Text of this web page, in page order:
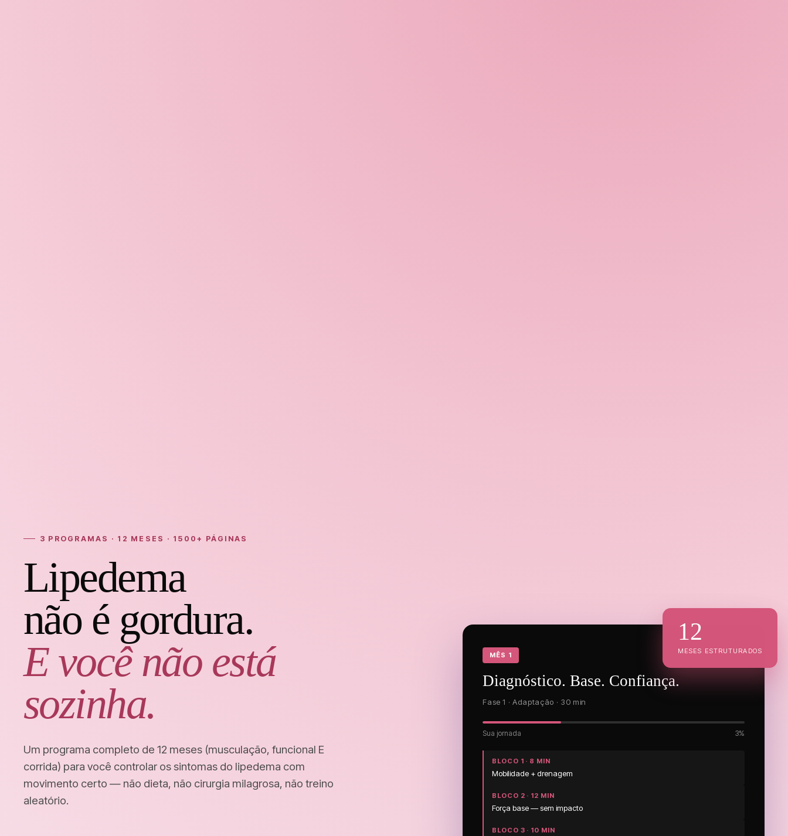
3 PROGRAMAS · 12 MESES · 1500+ PÁGINAS
Lipedema
não é gordura.
E você não está
sozinha.
Um programa completo de 12 meses (musculação, funcional E
corrida) para você controlar os sintomas do lipedema com
movimento certo — não dieta, não cirurgia milagrosa, não treino
aleatório.
MÊS 1
Diagnóstico. Base. Confiança.
Fase 1 · Adaptação · 30 min
Sua jornada 3%
BLOCO 1 · 8 MIN
Mobilidade + drenagem
BLOCO 2 · 12 MIN
Força base — sem impacto
BLOCO 3 · 10 MIN
12
MESES ESTRUTURADOS